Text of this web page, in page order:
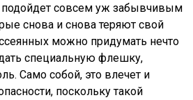
подойдет совсем уж забывчивым
снова и снова теряют свой
можно придумать нечто
специальную флешку,
Само собой, это влечет и
поскольку такой